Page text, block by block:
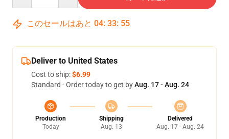
このセールはあと 04: 33: 54
Deliver to United States
Cost to ship:$6.99
Standard - Order today to get byAug. 17 - Aug. 24
Production
Today
Shipping
Aug. 13
Delivered
Aug. 17 - Aug. 24